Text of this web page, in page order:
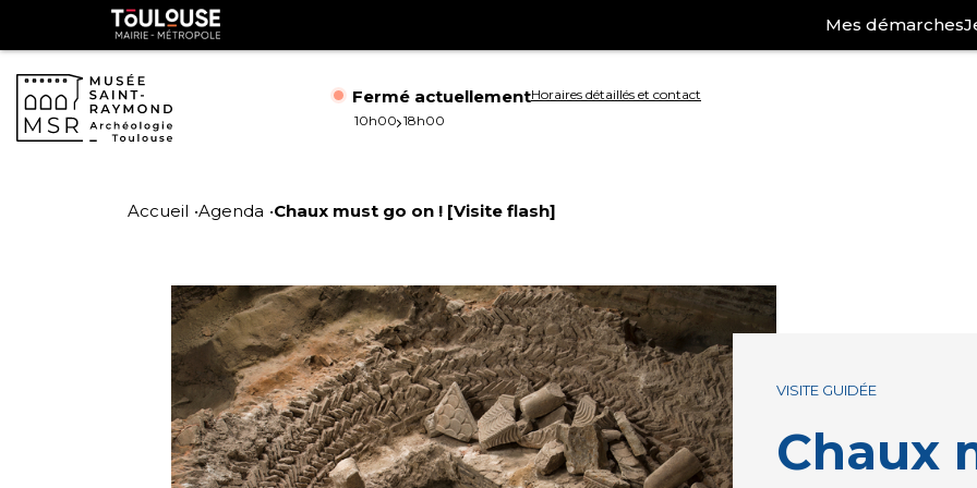
Gestion de vos préférences sur les cookies
à
Toulouse
métropole
Mes démarches
Fermé actuellementHoraires détaillés et contact
10h00 18h00
Accueil Agenda Chaux must go on ! [Visite flash]
Chaux
VISITE GUIDÉE